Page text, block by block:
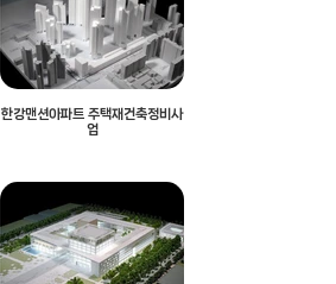
한강맨션아파트 주택재건축정비사
업